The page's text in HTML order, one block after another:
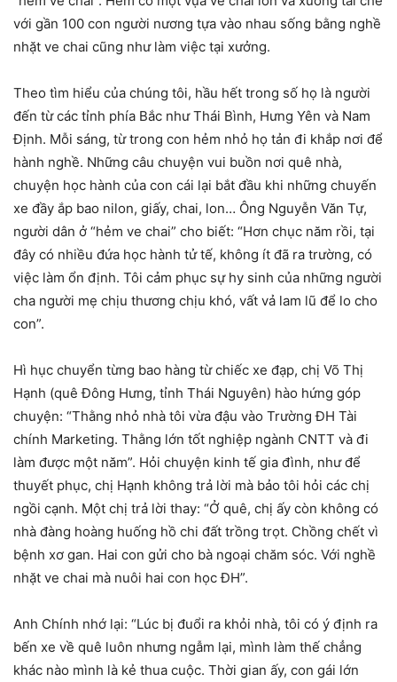
với gần 100 con người nương tựa vào nhau sống bằng nghề
nhặt ve chai cũng như làm việc tại xưởng.
Theo tìm hiểu của chúng tôi, hầu hết trong số họ là người
đến từ các tỉnh phía Bắc như Thái Bình, Hưng Yên và Nam
Định. Mỗi sáng, từ trong con hẻm nhỏ họ tản đi khắp nơi để
hành nghề. Những câu chuyện vui buồn nơi quê nhà,
chuyện học hành của con cái lại bắt đầu khi những chuyến
xe đầy ắp bao nilon, giấy, chai, lon… Ông Nguyễn Văn Tự,
người dân ở “hẻm ve chai” cho biết: “Hơn chục năm rồi, tại
đây có nhiều đứa học hành tử tế, không ít đã ra trường, có
việc làm ổn định. Tôi cảm phục sự hy sinh của những người
cha người mẹ chịu thương chịu khó, vất vả lam lũ để lo cho
con”.
Hì hục chuyển từng bao hàng từ chiếc xe đạp, chị Võ Thị
Hạnh (quê Đông Hưng, tỉnh Thái Nguyên) hào hứng góp
chuyện: “Thằng nhỏ nhà tôi vừa đậu vào Trường ĐH Tài
chính Marketing. Thằng lớn tốt nghiệp ngành CNTT và đi
làm được một năm”. Hỏi chuyện kinh tế gia đình, như để
thuyết phục, chị Hạnh không trả lời mà bảo tôi hỏi các chị
ngồi cạnh. Một chị trả lời thay: “Ở quê, chị ấy còn không có
nhà đàng hoàng huống hồ chi đất trồng trọt. Chồng chết vì
bệnh xơ gan. Hai con gửi cho bà ngoại chăm sóc. Với nghề
nhặt ve chai mà nuôi hai con học ĐH”.
Anh Chính nhớ lại: “Lúc bị đuổi ra khỏi nhà, tôi có ý định ra
bến xe về quê luôn nhưng ngẫm lại, mình làm thế chẳng
khác nào mình là kẻ thua cuộc. Thời gian ấy, con gái lớn